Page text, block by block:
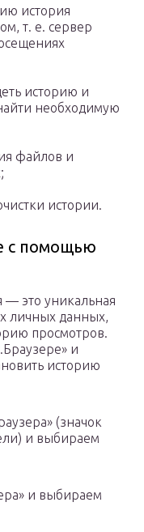
история
т. е. сервер
историю и
необходимую
файлов и
истории.
с помощью
это уникальная
личных данных,
просмотров.
и
историю
(значок
и выбираем
и выбираем